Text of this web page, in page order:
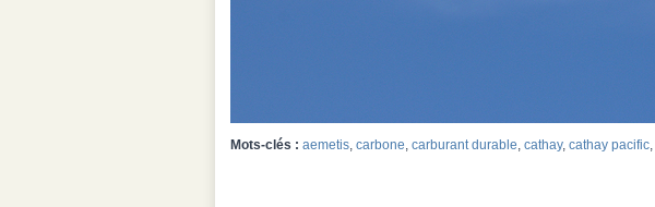
Mots-clés : aemetis, carbone, carburant durable, cathay, cathay pacific,